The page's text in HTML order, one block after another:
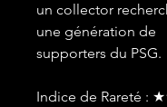
un collector
une génération de
supporters du PSG.
Indice de Rareté :